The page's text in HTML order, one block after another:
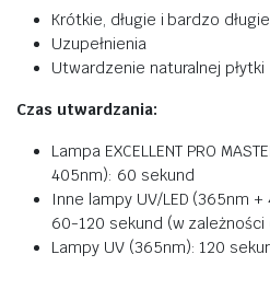
Krótkie, długie i bardzo
Uzupełnienia
Utwardzenie naturalnej płytki
Czas utwardzania:
Lampa EXCELLENT PRO
405nm): 60 sekund
Inne lampy UV/LED (365nm
60-120 sekund (w
Lampy UV (365nm): 120